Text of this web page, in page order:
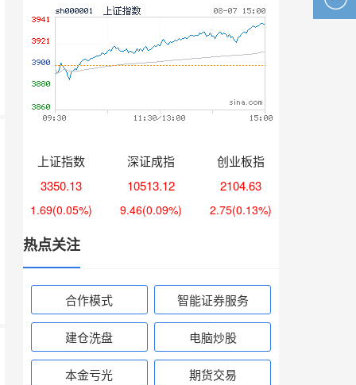
上证指数
3350.13
1.69(0.05%)
深证成指
10513.12
9.46(0.09%)
创业板指
2104.63
2.75(0.13%)
热点关注
合作模式 智能证券服务
建仓洗盘 电脑炒股
本金亏光 期货交易